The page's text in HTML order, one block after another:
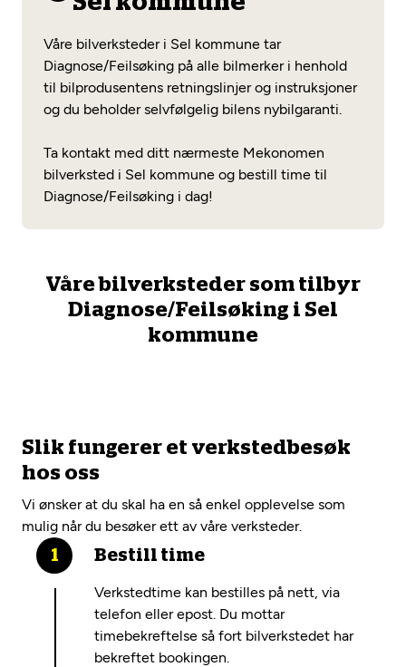
Se alle (52) tjenester her
Les mer
Mekonomen Fleet
Fritt verkstedvalg
Lønnsomt valg
Mobilitetsgaranti
Opprett en konto
Våre bilverksteder i Sel kommune tar
Diagnose/Feilsøking på alle bilmerker i henhold
til bilprodusentens retningslinjer og instruksjoner
og du beholder selvfølgelig bilens nybilgaranti.
Ta kontakt med ditt nærmeste Mekonomen
bilverksted i Sel kommune og bestill time til
Diagnose/Feilsøking i dag!
Våre bilverksteder som tilbyr
Diagnose/Feilsøking i Sel
kommune
Slik fungerer et verkstedbesøk
hos oss
Vi ønsker at du skal ha en så enkel opplevelse som
mulig når du besøker ett av våre verksteder.
Bestill time
Verkstedtime kan bestilles på nett, via
telefon eller epost. Du mottar
timebekreftelse så fort bilverkstedet har
bekreftet bookingen.